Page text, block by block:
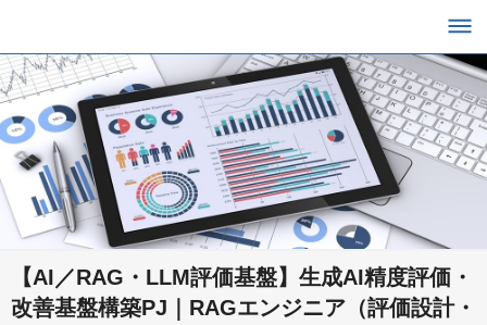
【AI／RAG・LLM評価基盤】生成AI精度評価・
改善基盤構築PJ｜RAGエンジニア（評価設計・